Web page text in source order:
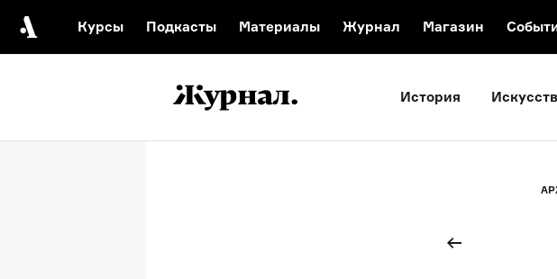
Курсы Подкасты Материалы Журнал Магазин
Видеоистория русской культуры
История